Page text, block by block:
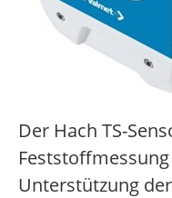
Der Hach TS-
Unterstützung